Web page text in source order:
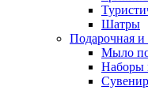
Шатры
Подарочная и
Мыло
Наборы